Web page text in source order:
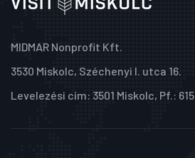
MIDMAR Nonprofit Kft.
3530 Miskolc, Széchenyi I. utca 16.
Levelezési cím: 3501 Miskolc, Pf.: 615